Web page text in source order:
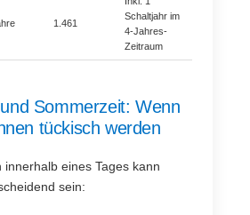
1.461
Schaltjahr im
4-Jahres-
Zeitraum
Sommerzeit: Wenn
tückisch werden
innerhalb eines Tages kann
sein: